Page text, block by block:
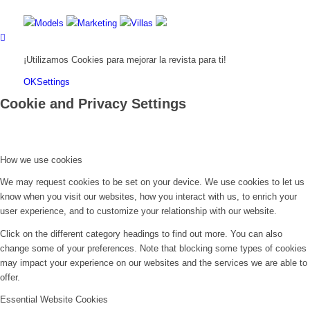
Models Marketing Villas
¡Utilizamos Cookies para mejorar la revista para ti!
OKSettings
Cookie and Privacy Settings
How we use cookies
We may request cookies to be set on your device. We use cookies to let us
know when you visit our websites, how you interact with us, to enrich your
user experience, and to customize your relationship with our website.
Click on the different category headings to find out more. You can also
change some of your preferences. Note that blocking some types of cookies
may impact your experience on our websites and the services we are able to
offer.
Essential Website Cookies